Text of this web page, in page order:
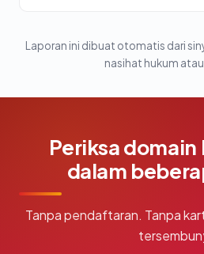
Laporan ini dibuat otomatis dari
nasihat hukum
Periksa
dalam
Tanpa pendaftaran. Tanpa